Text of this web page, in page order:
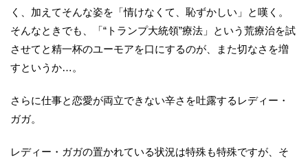
く、加えてそんな姿を「情けなくて、恥ずかしい」と嘆く。
そんなときでも、「“トランプ大統領”療法」という荒療治を試
させてと精一杯のユーモアを口にするのが、また切なさを増
すというか…。
さらに仕事と恋愛が両立できない辛さを吐露するレディー・
ガガ。
レディー・ガガの置かれている状況は特殊も特殊ですが、そ